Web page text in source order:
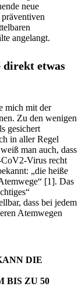
neue
angelangt.
direkt etwas
mich mit der
Zu den wenigen
gesichert
in aller Regel
man auch, dass
CoV2-Virus recht
„die heiße
[1]. Das
dass bei jedem
Atemwegen
DIE
BIS ZU 50